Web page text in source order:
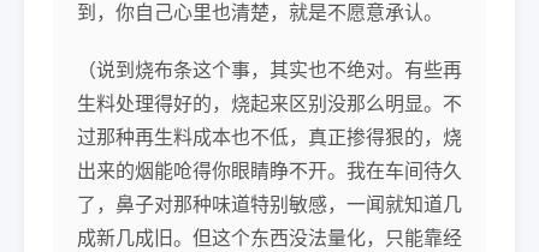
到，你自己心里也清楚，就是不愿意承认。
（说到烧布条这个事，其实也不绝对。有些再
生料处理得好的，烧起来区别没那么明显。不
过那种再生料成本也不低，真正掺得狠的，烧
出来的烟能呛得你眼睛睁不开。我在车间待久
了，鼻子对那种味道特别敏感，一闻就知道几
成新几成旧。但这个东西没法量化，只能靠经